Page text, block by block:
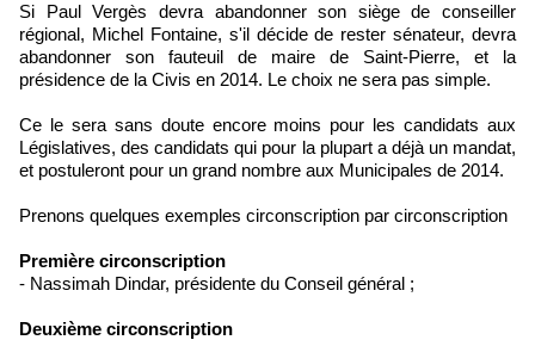
Si Paul Vergès devra abandonner son siège de conseiller
régional, Michel Fontaine, s'il décide de rester sénateur, devra
abandonner son fauteuil de maire de Saint-Pierre, et la
présidence de la Civis en 2014. Le choix ne sera pas simple.
Ce le sera sans doute encore moins pour les candidats aux
Législatives, des candidats qui pour la plupart a déjà un mandat,
et postuleront pour un grand nombre aux Municipales de 2014.
Prenons quelques exemples circonscription par circonscription
Première circonscription
- Nassimah Dindar, présidente du Conseil général ;
Deuxième circonscription